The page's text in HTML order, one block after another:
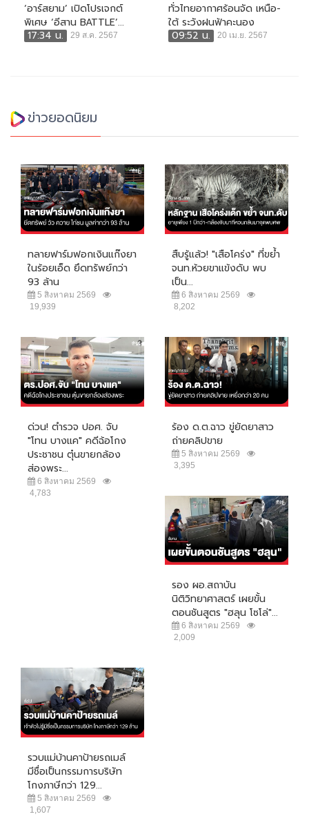
‘อาร์สยาม’ เปิดโปรเจกต์
พิเศษ ‘อีสาน BATTLE’...
17:34 น.
29 ส.ค. 2567
ทั่วไทยอากาศร้อนจัด เหนือ-
ใต้ ระวังฝนฟ้าคะนอง
09:52 น.
20 เม.ย. 2567
ข่าวยอดนิยม
ทลายฟาร์มฟอกเงินแก๊งยา
ในร้อยเอ็ด ยึดทรัพย์กว่า
93 ล้าน
5 สิงหาคม 2569
19,939
สืบรู้แล้ว! "เสือโคร่ง" ที่ขย้ำ
จนท.ห้วยขาแข้งดับ พบ
เป็น...
6 สิงหาคม 2569
8,202
ด่วน! ตำรวจ ปอศ. จับ
"โทน บางแค" คดีฉ้อโกง
ประชาชน ตุ๋นขายกล้อง
ส่องพระ...
6 สิงหาคม 2569
4,783
ร้อง ด.ต.ฉาว ขู่ยัดยาสาว
ถ่ายคลิปขาย
5 สิงหาคม 2569
3,395
รอง ผอ.สถาบัน
นิติวิทยาศาสตร์ เผยขั้น
ตอนชันสูตร "ฮลุน โซโล่"...
6 สิงหาคม 2569
2,009
รวบแม่บ้านคาป้ายรถเมล์
มีชื่อเป็นกรรมการบริษัท
โกงภาษีกว่า 129...
5 สิงหาคม 2569
1,607